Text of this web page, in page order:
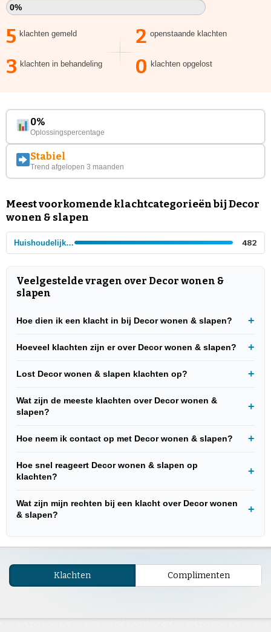
0%
5 klachten gemeld 2 openstaande klachten
3 klachten in behandeling 0 klachten opgelost
0%
Oplossingspercentage
Stabiel
Trend afgelopen 3 maanden
Meest voorkomende klachtcategorieën bij Decor
wonen & slapen
Huishoudelijke winkels 482
Veelgestelde vragen over Decor wonen &
slapen
Hoe dien ik een klacht in bij Decor wonen & slapen?
Hoeveel klachten zijn er over Decor wonen & slapen?
Lost Decor wonen & slapen klachten op?
Wat zijn de meeste klachten over Decor wonen &
slapen?
Hoe neem ik contact op met Decor wonen & slapen?
Hoe snel reageert Decor wonen & slapen op
klachten?
Wat zijn mijn rechten bij een klacht over Decor wonen
& slapen?
Klachten Complimenten